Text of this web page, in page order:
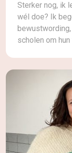
Sterker nog, ik
wél doe? Ik
scholen om